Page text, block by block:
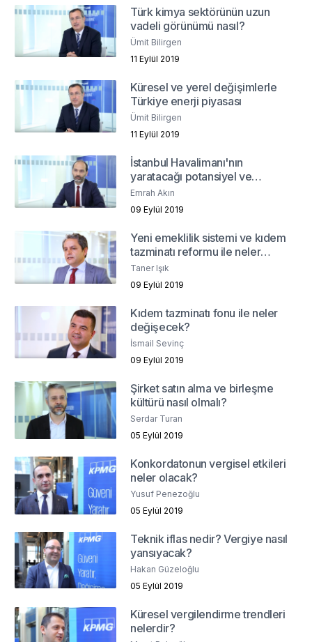
Türk kimya sektörünün uzun
vadeli görünümü nasıl?
Ümit Bilirgen
11 Eylül 2019
Küresel ve yerel değişimlerle
Türkiye enerji piyasası
Ümit Bilirgen
11 Eylül 2019
İstanbul Havalimanı'nın
yaratacağı potansiyel ve
perakende sektörü
Emrah Akın
09 Eylül 2019
Yeni emeklilik sistemi ve kıdem
tazminatı reformu ile neler
değişecek?
Taner Işık
09 Eylül 2019
Kıdem tazminatı fonu ile neler
değişecek?
İsmail Sevinç
09 Eylül 2019
Şirket satın alma ve birleşme
kültürü nasıl olmalı?
Serdar Turan
05 Eylül 2019
Konkordatonun vergisel etkileri
neler olacak?
Yusuf Penezoğlu
05 Eylül 2019
Teknik iflas nedir? Vergiye nasıl
yansıyacak?
Hakan Güzeloğlu
05 Eylül 2019
Küresel vergilendirme trendleri
nelerdir?